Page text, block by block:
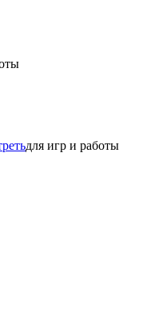
для игр и работы